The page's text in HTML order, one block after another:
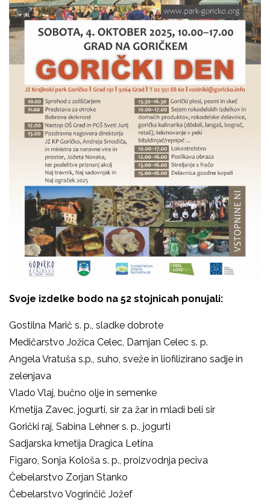
Svoje izdelke bodo na 52 stojnicah ponujali:
Gostilna Marič s. p. , sladke dobrote
Medičarstvo Jožica Celec, Damjan Celec s. p.
Angela Vratuša s.p. , suho, sveže in liofilizirano sadje in
zelenjava
Vlado Vlaj , bučno olje in semenke
Kmetija Zavec , jogurti, sir za žar in mladi beli sir
Gorički raj, Sabina Lehner s. p. , jogurti
Sadjarska kmetija Dragica Letina
Figaro, Sonja Kološa s. p., proizvodnja peciva
Čebelarstvo Zorjan Stanko
Čebelarstvo Vogrinčič Jožef